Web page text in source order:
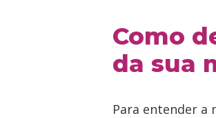
Como
da sua
Para entender a